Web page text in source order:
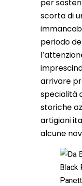
per
scorta di
periodo
arrivare
specialità
storiche
artigiani
alcune